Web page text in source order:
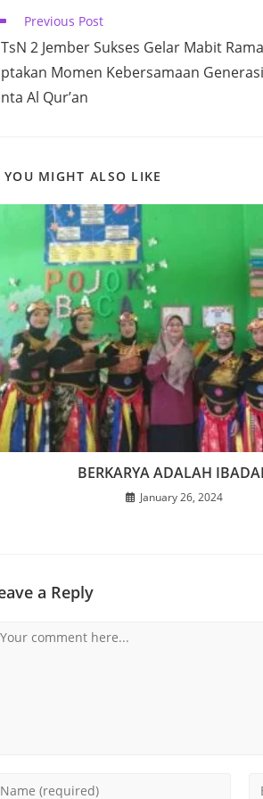
Previous Post
2 Jember Sukses Gelar Mabit
Momen Kebersamaan
Al Qur’an
YOU MIGHT ALSO LIKE
BERKARYA ADALAH
January 26, 2024
a Reply